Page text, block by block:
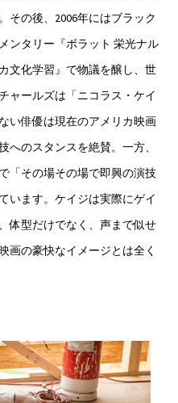
その後、2006年にはブラック
ンタリー『ボラット 栄光ナル
文化学習』で物議を醸し、世
ャールズは「ニコラス・ケイ
い俳優は現在のアメリカ映画
のスタンスを絶賛。一方、
「その場その場で即興の演技
います。ケイジは実際にゲイ
体型だけでなく、声まで似せ
画の豪快なイメージとは全く